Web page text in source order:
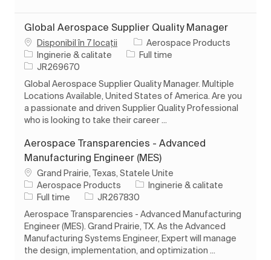
Global Aerospace Supplier Quality Manager
Disponibil în 7 locații
Aerospace Products
Categorie
Inginerie & calitate Tipul postului
Full time
Job IdJR269670
Global Aerospace Supplier Quality Manager. Multiple
Locations Available, United States of America. Are you
a passionate and driven Supplier Quality Professional
who is looking to take their career ...
Aerospace Transparencies - Advanced
Manufacturing Engineer (MES)
LocGrand Prairie, Texas, Statele Unite
Aerospace Products
Categorie
Inginerie & calitate
Tipul postului
Full time Job IdJR267830
Aerospace Transparencies - Advanced Manufacturing
Engineer (MES). Grand Prairie, TX. As the Advanced
Manufacturing Systems Engineer, Expert will manage
the design, implementation, and optimization ...